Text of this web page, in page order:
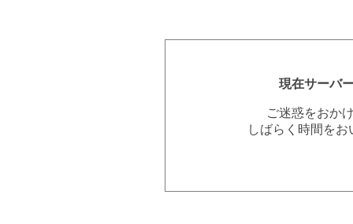
現在サーバ
ご迷惑をおか
しばらく時間を